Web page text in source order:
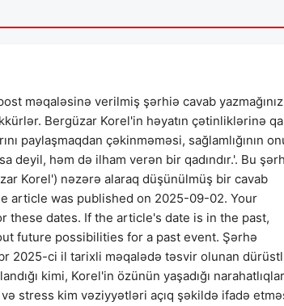
məqaləsinə verilmiş şərhiə cavab yazmağınız
Bergüzar Korel'in həyatın çətinliklərinə
paylaşmaqdan çəkinməməsi, sağlamlığının
deyil, həm də ilham verən bir qadındır.'. Bu
Korel') nəzərə alaraq düşünülmüş bir cavab
article was published on 2025-09-02. Your
these dates. If the article's date is in the past,
future possibilities for a past event. Şərhə
2025-ci il tarixli məqalədə təsvir olunan
kimi, Korel'in özünün yaşadığı
stress kim vəziyyətləri açıq şəkildə ifadə